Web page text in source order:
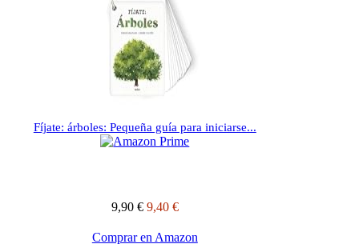
Fíjate: árboles: Pequeña guía para iniciarse...
9,90 € 9,40 €
Comprar en Amazon